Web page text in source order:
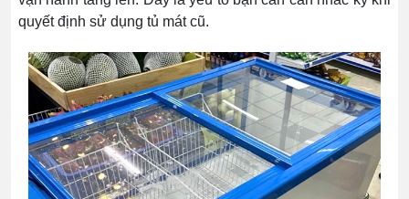
quyết định sử dụng tủ mát cũ.